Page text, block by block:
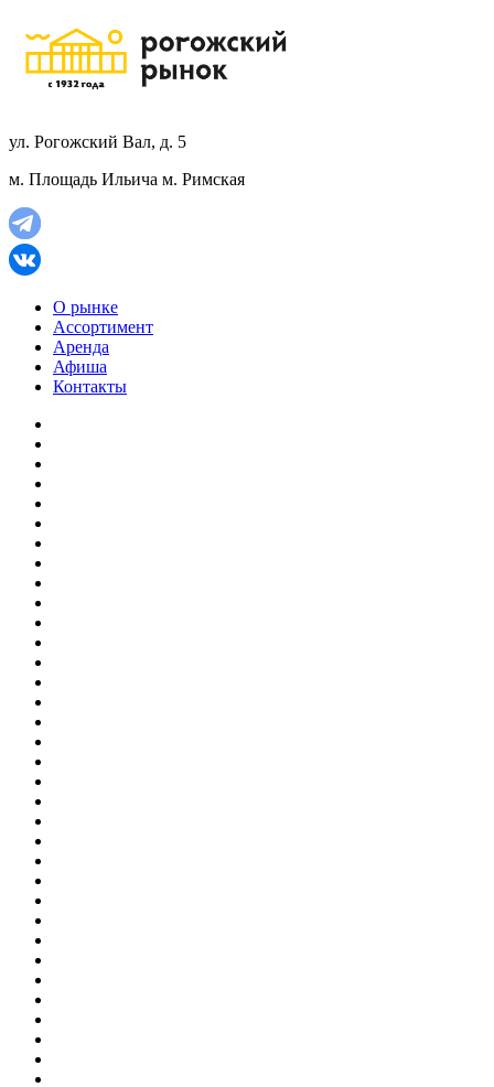
ул. Рогожский Вал, д. 5
м. Площадь Ильича м. Римская
О рынке
Ассортимент
Аренда
Афиша
Контакты